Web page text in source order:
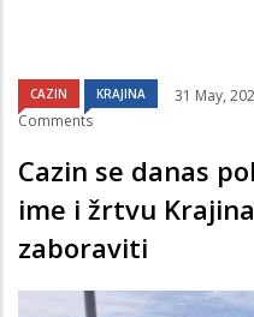
CAZIN KRAJINA 31 May,
Comments
Cazin se danas
ime i žrtvu
zaboraviti